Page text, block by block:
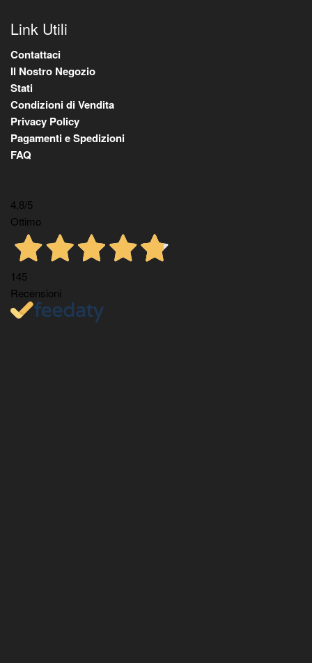
Link Utili
Contattaci
Il Nostro Negozio
Stati
Condizioni di Vendita
Privacy Policy
Pagamenti e Spedizioni
FAQ
4,8/5
Ottimo
145
Recensioni